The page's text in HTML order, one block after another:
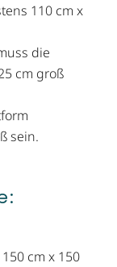
110 cm x
die
cm groß
sein.
cm x 150